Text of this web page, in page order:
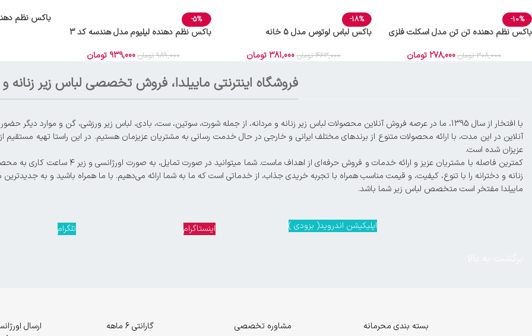
-10%
باکس نظم دهنده تن تن مدل اسکلت فلزی
308,000 تومان 278,000 تومان
-18%
باکس لباس لوتوس مدل 5 خانه
463,000 تومان 381,000 تومان
-5%
باکس نظم دهنده لیلیوم مدل هندسه کد 3
989,000 تومان 939,000 تومان
باکس نظم
فروشگاه اینترنتی ماییلدا، فروش تخصصی لباس زیر زنانه و
آنلاین در این مدت، با ارائه محصولات متنوع از برندهای مختلف ایرانی و خارجی در حال خدمت رسانی به مشتریان عزیزمان هستیم. در این راستا تهیه مستقیم از
عزیزان شده است.
زنانه و دخترانه را با تنوع، کیفیت، و قیمت مناسب همراه با تجربه خریدی جذاب، از خدماتی است که ما به شما ارائه می‌دهیم. با ما همراه باشید و به
ماییلدا مفتخر است متخصص لباس زیر شما باشد.
اپلیکیشن اندروید( بزودی ) اینستاگرام تلگرام
گارانتی 6 ماهه مشاوره تخصصی بسته بندی محرمانه